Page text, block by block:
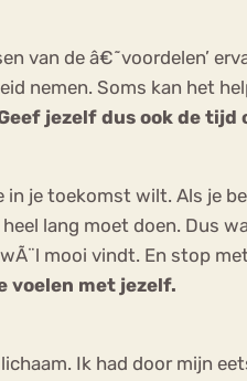
van de â€˜voordelen’
nemen. Soms kan het
jezelf dus ook de
je toekomst wilt. Als je
heel lang moet doen. Dus
mooi vindt. En stop
voelen met jezelf.
Ik had door mijn